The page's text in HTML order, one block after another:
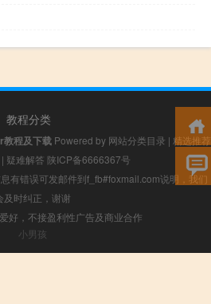
教程分类
程及下载Powered by 网站分类目录 | 精选推荐
| 疑难解答 陕ICP备6666367号
有错误可发邮件到f_fb#foxmail.com说明，我们
及时纠正，谢谢
好，不接盈利性广告及商业合作
小男孩